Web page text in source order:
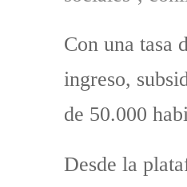
Con una tasa
ingreso,
de 50.000
Desde la